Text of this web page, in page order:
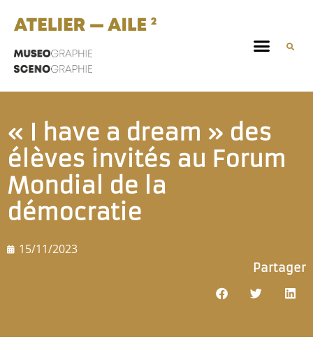
« I have a dream » des
élèves invités au Forum
Mondial de la
démocratie
15/11/2023
Partager